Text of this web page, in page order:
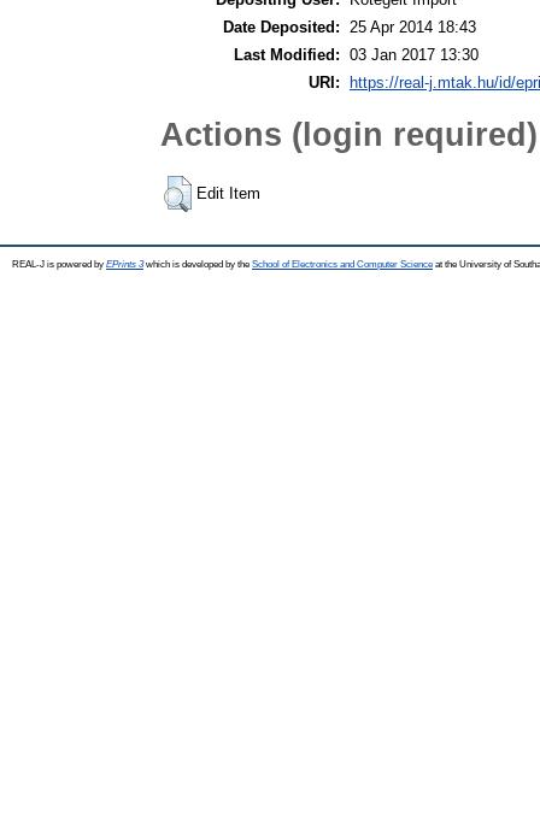
Date Deposited:
25 Apr 2014 18:43
Last Modified: 03 Jan 2017 13:30
URI: https://real-j.mtak.hu/id/
Actions (login required)
Edit Item
REAL-J is powered by EPrints 3which is developed by the School of Electronics and Computer Science at the University of